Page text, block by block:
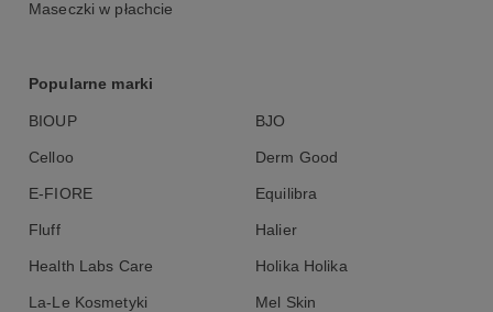
Maseczki w płachcie
Popularne marki
BIOUP BJO
Celloo Derm Good
E-FIORE Equilibra
Fluff Halier
Health Labs Care Holika Holika
La-Le Kosmetyki Mel Skin